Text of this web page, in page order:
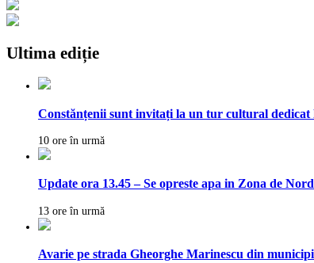
Ultima ediție
Constănțenii sunt invitați la un tur cultural
10 ore în urmă
Update ora 13.45 – Se opreste apa in Zona de
13 ore în urmă
Avarie pe strada Gheorghe Marinescu din